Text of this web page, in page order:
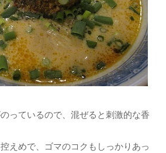
っているので、混ぜると刺激的な香
えめで、ゴマのコクもしっかりあっ